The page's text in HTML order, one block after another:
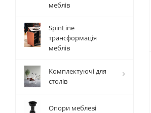
меблів
SpinLine
трансформація
меблів
Комплектуючі для
столів
Опори меблеві